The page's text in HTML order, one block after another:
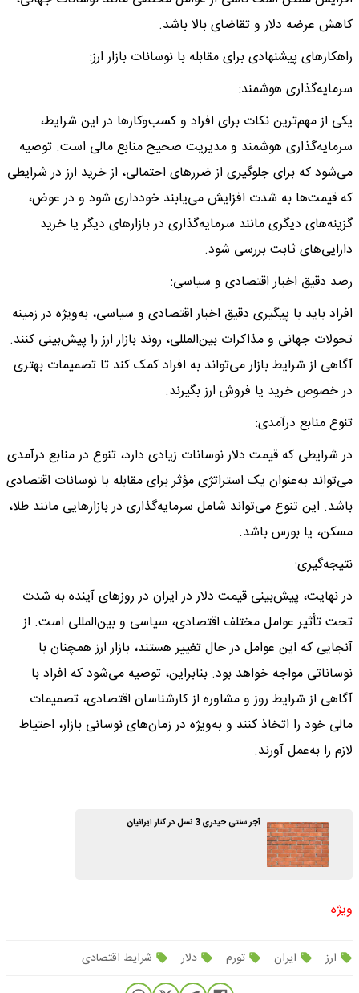
کاهش عرضه دلار و تقاضای بالا باشد.
راهکارهای پیشنهادی برای مقابله با نوسانات بازار ارز:
سرمایه‌گذاری هوشمند:
یکی از مهم‌ترین نکات برای افراد و کسب‌وکارها در این شرایط،
سرمایه‌گذاری هوشمند و مدیریت صحیح منابع مالی است. توصیه
می‌شود که برای جلوگیری از ضررهای احتمالی، از خرید ارز در شرایطی
که قیمت‌ها به شدت افزایش می‌یابند خودداری شود و در عوض،
گزینه‌های دیگری مانند سرمایه‌گذاری در بازارهای دیگر یا خرید
دارایی‌های ثابت بررسی شود.
رصد دقیق اخبار اقتصادی و سیاسی:
افراد باید با پیگیری دقیق اخبار اقتصادی و سیاسی، به‌ویژه در زمینه
تحولات جهانی و مذاکرات بین‌المللی، روند بازار ارز را پیش‌بینی کنند.
آگاهی از شرایط بازار می‌تواند به افراد کمک کند تا تصمیمات بهتری
در خصوص خرید یا فروش ارز بگیرند.
تنوع منابع درآمدی:
در شرایطی که قیمت دلار نوسانات زیادی دارد، تنوع در منابع درآمدی
می‌تواند به‌عنوان یک استراتژی مؤثر برای مقابله با نوسانات اقتصادی
باشد. این تنوع می‌تواند شامل سرمایه‌گذاری در بازارهایی مانند طلا،
مسکن، یا بورس باشد.
نتیجه‌گیری:
در نهایت، پیش‌بینی قیمت دلار در ایران در روزهای آینده به شدت
تحت تأثیر عوامل مختلف اقتصادی، سیاسی و بین‌المللی است. از
آنجایی که این عوامل در حال تغییر هستند، بازار ارز همچنان با
نوساناتی مواجه خواهد بود. بنابراین، توصیه می‌شود که افراد با
آگاهی از شرایط روز و مشاوره از کارشناسان اقتصادی، تصمیمات
مالی خود را اتخاذ کنند و به‌ویژه در زمان‌های نوسانی بازار، احتیاط
لازم را به‌عمل آورند.
آجر سنتی حیدری 3 نسل در کنار ایرانیان
ویژه
ارز ایران تورم دلار شرایط اقتصادی